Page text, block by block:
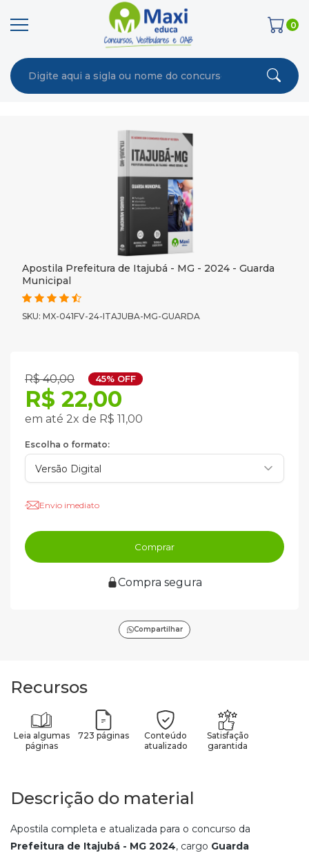
0
Apostila Prefeitura de Itajubá - MG - 2024 - Guarda
Municipal
SKU: MX-041FV-24-ITAJUBA-MG-GUARDA
R$ 40,00 45% OFF
R$ 22,00
em até 2x de R$ 11,00
Escolha o formato:
Envio imediato
Comprar
Compra segura
Compartilhar
Recursos
Leia algumas
páginas
723 páginas
Conteúdo
atualizado
Satisfação
garantida
Descrição do material
Apostila completa e atualizada para o concurso da
Prefeitura de Itajubá - MG 2024, cargo Guarda